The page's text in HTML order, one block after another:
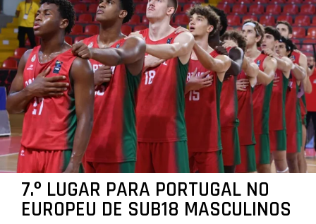
7.º LUGAR PARA PORTUGAL NO
EUROPEU DE SUB18 MASCULINOS